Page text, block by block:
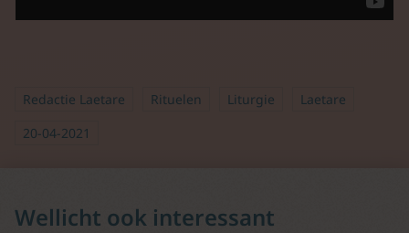
Redactie Laetare Rituelen Liturgie
Laetare
20-04-2021
Wellicht ook interessant